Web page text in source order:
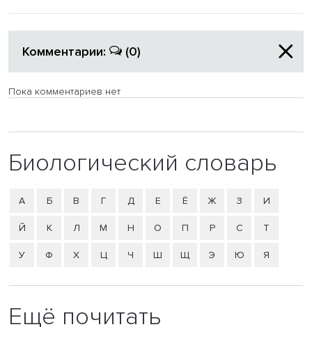
Комментарии: (0)
Пока комментариев нет
Биологический словарь
А Б В Г Д Е Ё Ж З И
Й К Л М Н О П Р С Т
У Ф Х Ц Ч Ш Щ Э Ю Я
Ещё почитать